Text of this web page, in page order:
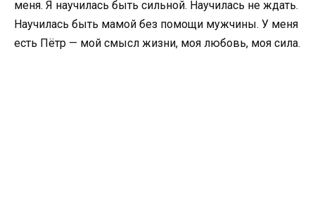
меня. Я научилась быть сильной. Научилась не ждать.
Научилась быть мамой без помощи мужчины. У меня
есть Пётр — мой смысл жизни, моя любовь, моя сила.